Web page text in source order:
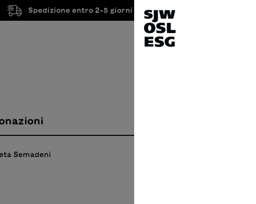
Spedizione entro 2-5 giorni lavorativi
Semadeni